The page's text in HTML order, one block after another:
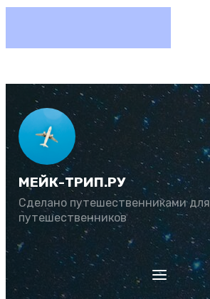
МЕЙК-ТРИП.РУ
Сделано путешественниками для
путешественников